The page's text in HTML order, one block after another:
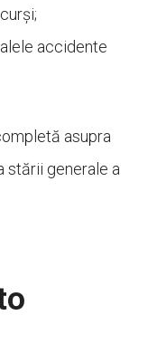
accidente
asupra
stării generale a